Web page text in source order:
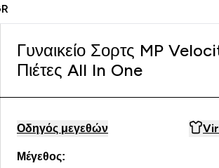
Γυναικείο Σορτς MP
Πιέτες All In One
Οδηγός μεγεθών
Μέγεθος: